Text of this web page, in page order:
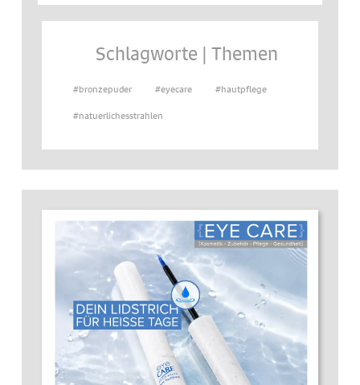
Schlagworte | Themen
#bronzepuder #eyecare #hautpflege
#natuerlichesstrahlen